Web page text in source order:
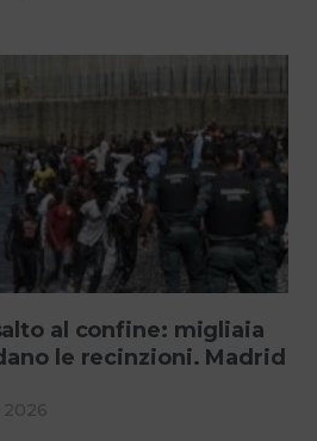
al confine: migliaia
le recinzioni. Madrid
2026